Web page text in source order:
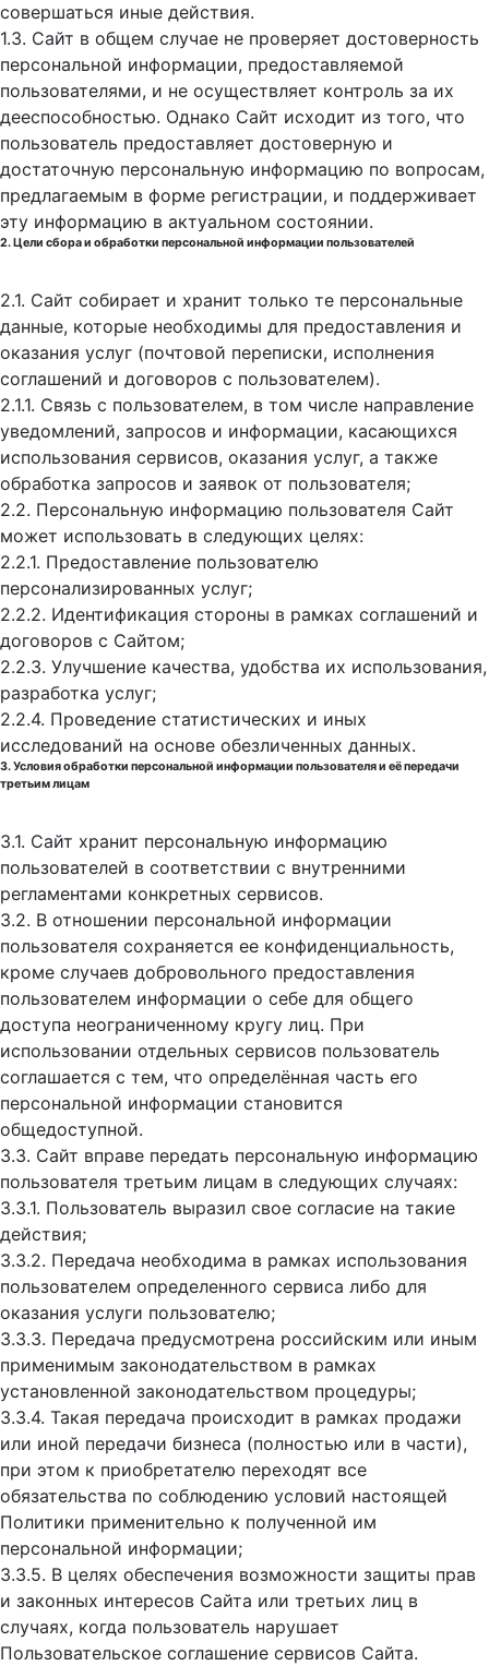
совершаться иные действия.
1.3. Сайт в общем случае не проверяет достоверность
персональной информации, предоставляемой
пользователями, и не осуществляет контроль за их
дееспособностью. Однако Сайт исходит из того, что
пользователь предоставляет достоверную и
достаточную персональную информацию по вопросам,
предлагаемым в форме регистрации, и поддерживает
эту информацию в актуальном состоянии.
2. Цели сбора и обработки персональной информации пользователей
2.1. Сайт собирает и хранит только те персональные
данные, которые необходимы для предоставления и
оказания услуг (почтовой переписки, исполнения
соглашений и договоров с пользователем).
2.1.1. Связь с пользователем, в том числе направление
уведомлений, запросов и информации, касающихся
использования сервисов, оказания услуг, а также
обработка запросов и заявок от пользователя;
2.2. Персональную информацию пользователя Сайт
может использовать в следующих целях:
2.2.1. Предоставление пользователю
персонализированных услуг;
2.2.2. Идентификация стороны в рамках соглашений и
договоров с Сайтом;
2.2.3. Улучшение качества, удобства их использования,
разработка услуг;
2.2.4. Проведение статистических и иных
исследований на основе обезличенных данных.
3. Условия обработки персональной информации пользователя и её передачи
третьим лицам
3.1. Сайт хранит персональную информацию
пользователей в соответствии с внутренними
регламентами конкретных сервисов.
3.2. В отношении персональной информации
пользователя сохраняется ее конфиденциальность,
кроме случаев добровольного предоставления
пользователем информации о себе для общего
доступа неограниченному кругу лиц. При
использовании отдельных сервисов пользователь
соглашается с тем, что определённая часть его
персональной информации становится
общедоступной.
3.3. Сайт вправе передать персональную информацию
пользователя третьим лицам в следующих случаях:
3.3.1. Пользователь выразил свое согласие на такие
действия;
3.3.2. Передача необходима в рамках использования
пользователем определенного сервиса либо для
оказания услуги пользователю;
3.3.3. Передача предусмотрена российским или иным
применимым законодательством в рамках
установленной законодательством процедуры;
3.3.4. Такая передача происходит в рамках продажи
или иной передачи бизнеса (полностью или в части),
при этом к приобретателю переходят все
обязательства по соблюдению условий настоящей
Политики применительно к полученной им
персональной информации;
3.3.5. В целях обеспечения возможности защиты прав
и законных интересов Сайта или третьих лиц в
случаях, когда пользователь нарушает
Пользовательское соглашение сервисов Сайта.